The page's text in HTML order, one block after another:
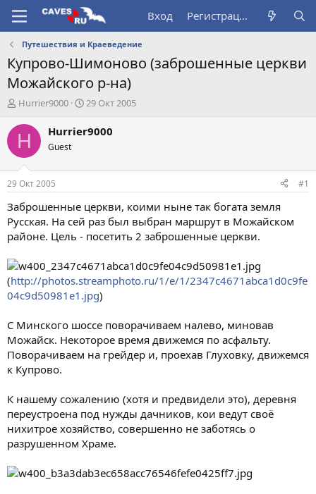
Вход Регистрация
Путешествия и Краеведение
Купрово-Шимоново (заброшенные церкви
Можайского р-на)
А
т
о
т
е
м
ы
Hurrier9000
Д
т
а
л
а
29 Окт 2005
H Hurrier9000
Guest
29 Окт 2005 #1
Заброшенные церкви, коими ныне так богата земля
Русская. На сей раз был выбран маршрут в Можайском
районе. Цель - посетить 2 заброшенные церкви.
(http://photos.streamphoto.ru/1/e/1/2347c4671abca1d0c9fe
04c9d50981e1.jpg)
С Минского шоссе поворачиваем налево, миновав
Можайск. Некоторое время движемся по асфальту.
Поворачиваем на грейдер и, проехав Глуховку, движемся
к Купрово.
К нашему сожалению (хотя и предвидели это), деревня
переустроена под нужды дачников, кои ведут своё
нихитрое хозяйство, совершенно не заботясь о
разрушенном Храме.